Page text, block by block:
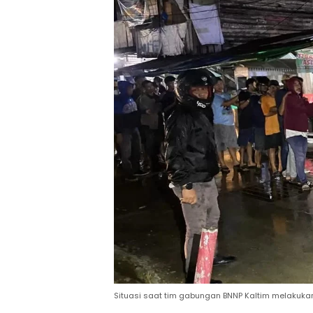
Situasi saat tim gabungan BNNP Kaltim